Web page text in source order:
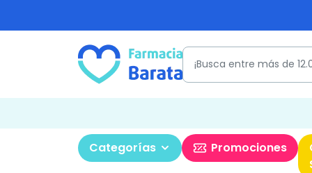
Categorías Promociones